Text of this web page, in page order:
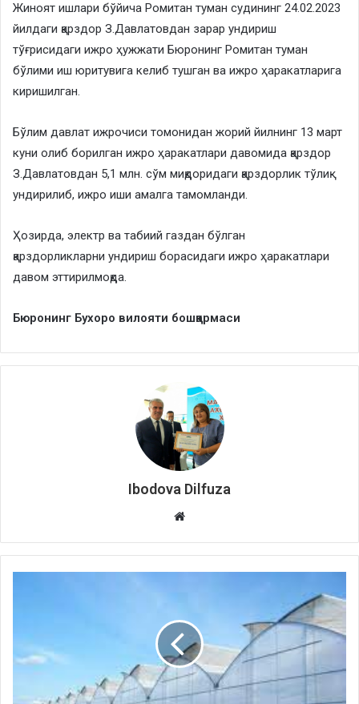
Жиноят ишлари бўйича Ромитан туман судининг 24.02.2023
йилдаги қарздор З.Давлатовдан зарар ундириш
тўғрисидаги ижро ҳужжати Бюронинг Ромитан туман
бўлими иш юритувига келиб тушган ва ижро ҳаракатларига
киришилган.
Бўлим давлат ижрочиси томонидан жорий йилнинг 13 март
куни олиб борилган ижро ҳаракатлари давомида қарздор
З.Давлатовдан 5,1 млн. сўм миқдоридаги қарздорлик тўлиқ
ундирилиб, ижро иши амалга тамомланди.
Ҳозирда, электр ва табиий газдан бўлган
қарздорликларни ундириш борасидаги ижро ҳаракатлари
давом эттирилмоқда.
Бюронинг Бухоро вилояти бошқармаси
Ibodova Dilfuza
Website